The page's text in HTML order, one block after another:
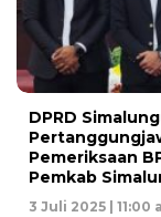
DPRD
Pemeriksaan
Pemkab
3 Juli 2025 | 11:00